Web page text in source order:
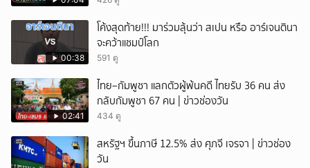
00:38
โค้งสุดท้าย!!! มาร่วมลุ้นว่า สเปน หรือ อาร์เจนตินา
จะคว้าแชมป์โลก
591 ดู
02:41
ไทย–กัมพูชา แลกตัวผู้พ้นคดี ไทยรับ 36 คน ส่ง
กลับกัมพูชา 67 คน | ข่าวช่องวัน
434 ดู
สหรัฐฯ ขึ้นภาษี 12.5% ส่ง ศุภจี เจรจา | ข่าวช่อง
วัน